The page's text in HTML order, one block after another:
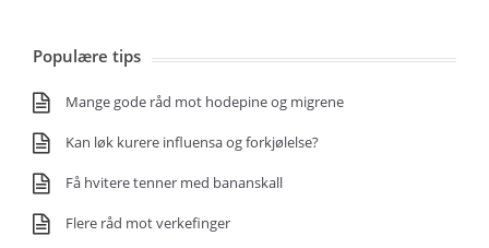
Populære tips
Mange gode råd mot hodepine og migrene
Kan løk kurere influensa og forkjølelse?
Få hvitere tenner med bananskall
Flere råd mot verkefinger